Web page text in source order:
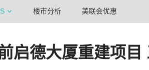
楼市分析 美联会优惠
启德大厦重建项目